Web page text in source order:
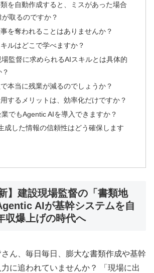
を自動作成すると、ミスがあった場合
取るのですか？
を奪われることはありませんか？
ルはどこで学べますか？
監督に求められるAIスキルとは具体的
本当に残業が減るのでしょうか？
するメリットは、効率化だけですか？
でもAgentic AIを導入できますか？
成した情報の信頼性はどう確保します
】建設現場監督の「書類地
AIが基幹システムを自
収爆上げの時代へ
ん、毎日毎日、膨大な書類作成や基幹
に追われていませんか？ 「現場に出